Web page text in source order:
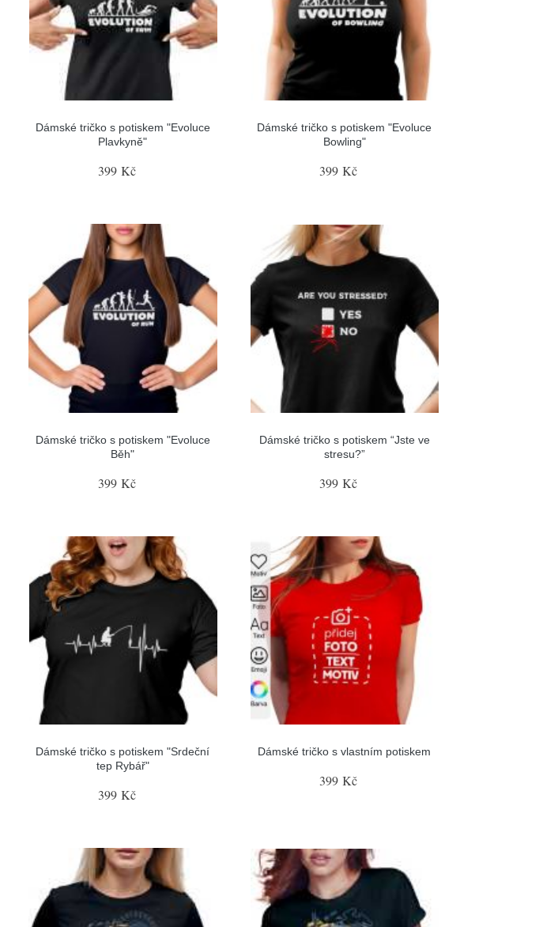
Dámské tričko s potiskem "Evoluce
Plavkyně"
399 Kč
Dámské tričko s potiskem "Evoluce
Bowling"
399 Kč
Dámské tričko s potiskem "Evoluce
Běh"
399 Kč
Dámské tričko s potiskem “Jste ve
stresu?”
399 Kč
Dámské tričko s potiskem "Srdeční
tep Rybář"
399 Kč
Dámské tričko s vlastním potiskem
399 Kč